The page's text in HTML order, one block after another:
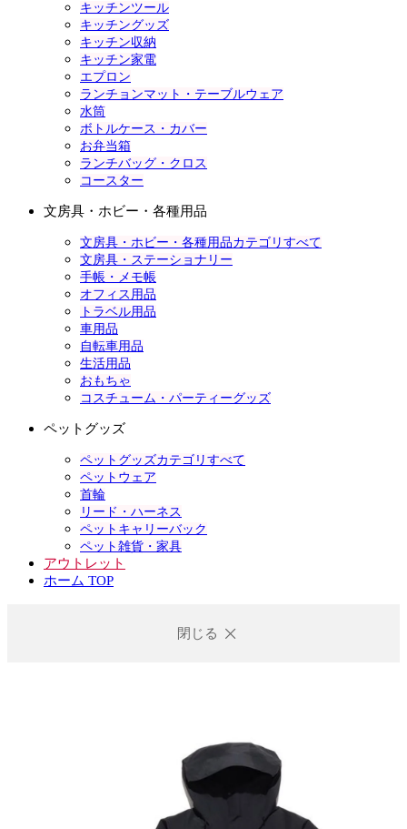
キッチンツール
キッチングッズ
キッチン収納
キッチン家電
エプロン
ランチョンマット・テーブルウェア
水筒
ボトルケース・カバー
お弁当箱
ランチバッグ・クロス
コースター
文房具・ホビー・各種用品
文房具・ホビー・各種用品カテゴリすべて
文房具・ステーショナリー
手帳・メモ帳
オフィス用品
トラベル用品
車用品
自転車用品
生活用品
おもちゃ
コスチューム・パーティーグッズ
ペットグッズ
ペットグッズカテゴリすべて
ペットウェア
首輪
リード・ハーネス
ペットキャリーバック
ペット雑貨・家具
アウトレット
ホーム TOP
閉じる